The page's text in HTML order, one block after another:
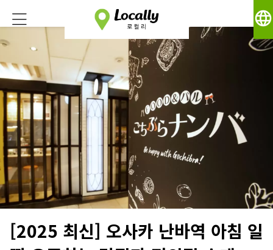
language
[2025 최신] 오사카 난바역 아침 일